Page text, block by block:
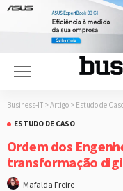
Business-IT > Artigo > Estudo de
ESTUDO DE CASO
Ordem dos
transformação
Mafalda Freire